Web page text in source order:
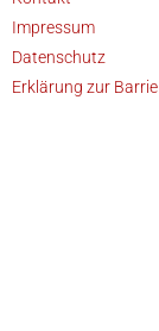
Impressum
Datenschutz
Erklärung zur